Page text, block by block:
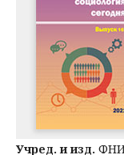
Учред. и изд.